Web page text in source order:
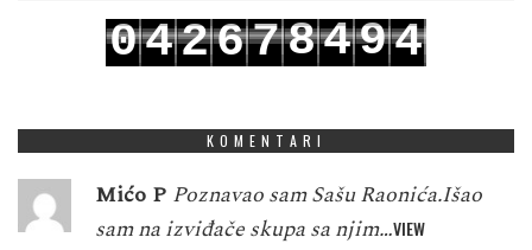
042678494
KOMENTARI
Mićo P Poznavao sam Sašu Raonića.Išao
sam na izviđače skupa sa njim…VIEW